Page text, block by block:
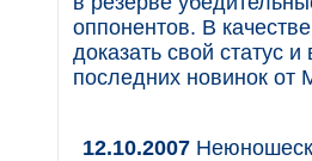
оппонентов. В
доказать свой статус
последних новинок от
12.10.2007